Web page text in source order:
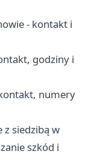
- kontakt i
godziny i
numery
z siedzibą w
szkód i